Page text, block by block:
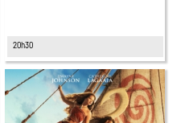
20h30